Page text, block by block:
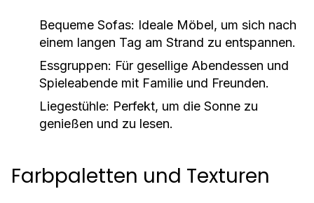
Bequeme Sofas: Ideale Möbel, um sich nach
einem langen Tag am Strand zu entspannen.
Essgruppen: Für gesellige Abendessen und
Spieleabende mit Familie und Freunden.
Liegestühle: Perfekt, um die Sonne zu
genießen und zu lesen.
Farbpaletten und Texturen